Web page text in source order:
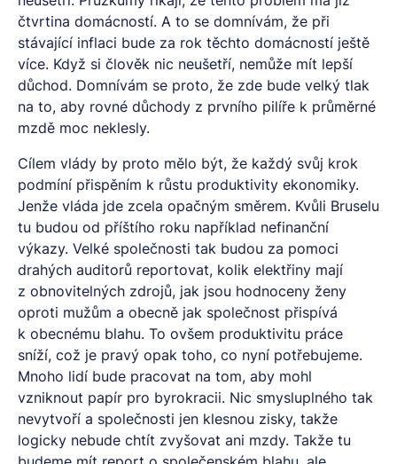
čtvrtina domácností. A to se domnívám, že při
stávající inflaci bude za rok těchto domácností ještě
více. Když si člověk nic neušetří, nemůže mít lepší
důchod. Domnívám se proto, že zde bude velký tlak
na to, aby rovné důchody z prvního pilíře k průměrné
mzdě moc neklesly.
Cílem vlády by proto mělo být, že každý svůj krok
podmíní přispěním k růstu produktivity ekonomiky.
Jenže vláda jde zcela opačným směrem. Kvůli Bruselu
tu budou od příštího roku například nefinanční
výkazy. Velké společnosti tak budou za pomoci
drahých auditorů reportovat, kolik elektřiny mají
z obnovitelných zdrojů, jak jsou hodnoceny ženy
oproti mužům a obecně jak společnost přispívá
k obecnému blahu. To ovšem produktivitu práce
sníží, což je pravý opak toho, co nyní potřebujeme.
Mnoho lidí bude pracovat na tom, aby mohl
vzniknout papír pro byrokracii. Nic smysluplného tak
nevytvoří a společnosti jen klesnou zisky, takže
logicky nebude chtít zvyšovat ani mzdy. Takže tu